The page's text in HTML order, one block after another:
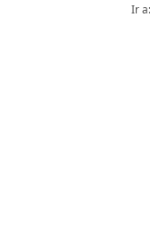
Ir a